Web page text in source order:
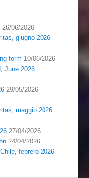
26/06/2026
giugno 2026
form 10/06/2026
June 2026
29/05/2026
maggio 2026
27/04/2026
24/04/2026
febrero 2026